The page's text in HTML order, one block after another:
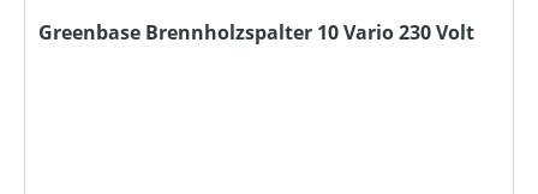
Greenbase Brennholzspalter 10 Vario 230 Volt